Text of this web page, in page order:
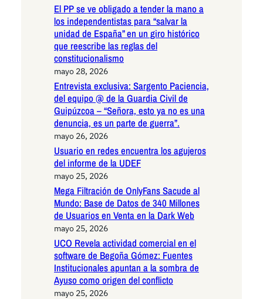
El PP se ve obligado a tender la mano a
los independentistas para “salvar la
unidad de España” en un giro histórico
que reescribe las reglas del
constitucionalismo
mayo 28, 2026
Entrevista exclusiva: Sargento Paciencia,
del equipo @ de la Guardia Civil de
Guipúzcoa – “Señora, esto ya no es una
denuncia, es un parte de guerra”.
mayo 26, 2026
Usuario en redes encuentra los agujeros
del informe de la UDEF
mayo 25, 2026
Mega Filtración de OnlyFans Sacude al
Mundo: Base de Datos de 340 Millones
de Usuarios en Venta en la Dark Web
mayo 25, 2026
UCO Revela actividad comercial en el
software de Begoña Gómez: Fuentes
Institucionales apuntan a la sombra de
Ayuso como origen del conflicto
mayo 25, 2026